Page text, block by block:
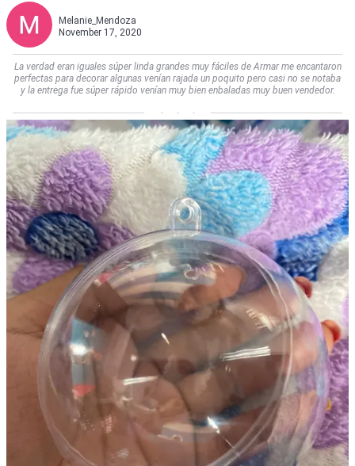
Melanie_Mendoza
November 17, 2020
La verdad eran iguales súper linda grandes muy fáciles de Armar me encantaron
perfectas para decorar algunas venían rajada un poquito pero casi no se notaba
y la entrega fue súper rápido venían muy bien enbaladas muy buen vendedor.